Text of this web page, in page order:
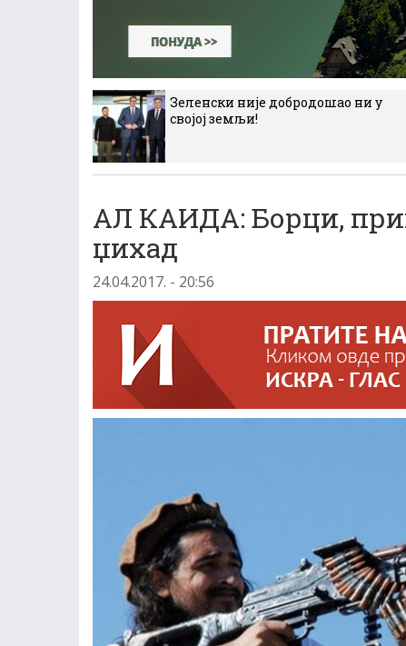
Зеленски није добродошао ни у
својој земљи!
АЛ КАИДА: Борци,
џихад
24.04.2017. - 20:56